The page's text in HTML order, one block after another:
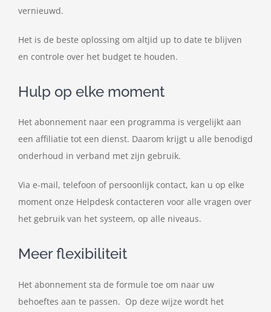
vernieuwd.
Het is de beste oplossing om altjid up to date te blijven
en controle over het budget te houden.
Hulp op elke moment
Het abonnement naar een programma is vergelijkt aan
een affiliatie tot een dienst. Daarom krijgt u alle benodigd
onderhoud in verband met zijn gebruik.
Via e-mail, telefoon of persoonlijk contact, kan u op elke
moment onze Helpdesk contacteren voor alle vragen over
het gebruik van het systeem, op alle niveaus.
Meer flexibiliteit
Het abonnement sta de formule toe om naar uw
behoeftes aan te passen. Op deze wijze wordt het